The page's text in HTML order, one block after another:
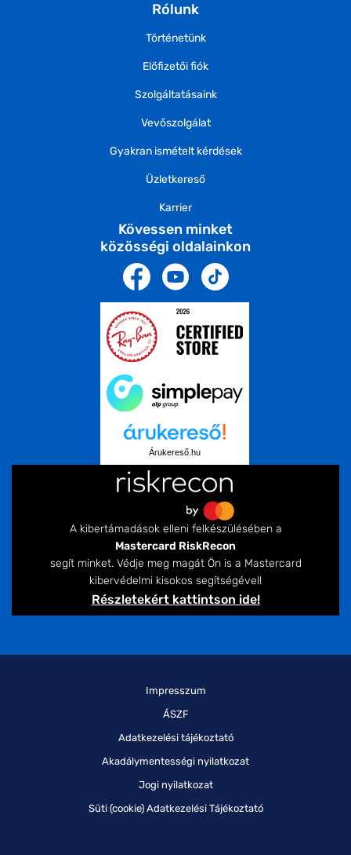
Rólunk
Történetünk
Előfizetői fiók
Szolgáltatásaink
Vevőszolgálat
Gyakran ismételt kérdések
Üzletkereső
Karrier
Kövessen minket
közösségi oldalainkon
Árukereső.hu
A kibertámadások elleni felkészülésében a
Mastercard RiskRecon
segít minket. Védje meg magát Ön is a Mastercard
kibervédelmi kisokos segítségével!
Részletekért kattintson ide!
Impresszum
ÁSZF
Adatkezelési tájékoztató
Akadálymentességi nyilatkozat
Jogi nyilatkozat
Süti (cookie) Adatkezelési Tájékoztató